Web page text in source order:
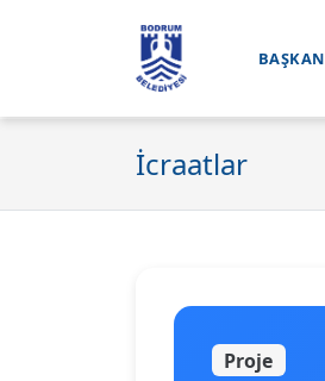
BAŞKAN
İcraatlar
Proje